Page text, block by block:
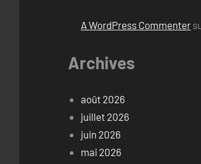
A WordPress Commenter
Archives
août 2026
juillet 2026
juin 2026
mai 2026